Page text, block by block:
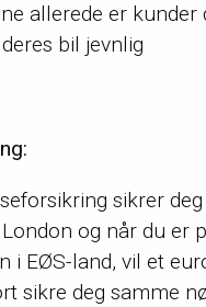
allerede er kunder
bil jevnlig
sikrer
og når du er
i EØS-land, vil et
sikre deg samme